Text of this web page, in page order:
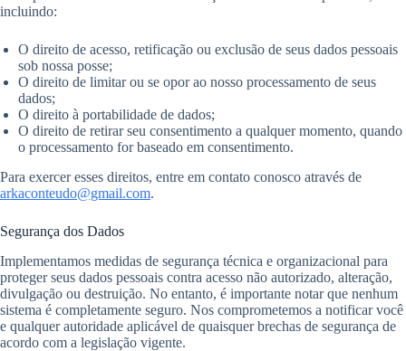
incluindo:
O direito de acesso, retificação ou exclusão de seus dados pessoais
sob nossa posse;
O direito de limitar ou se opor ao nosso processamento de seus
dados;
O direito à portabilidade de dados;
O direito de retirar seu consentimento a qualquer momento, quando
o processamento for baseado em consentimento.
Para exercer esses direitos, entre em contato conosco através de
arkaconteudo@gmail.com.
Segurança dos Dados
Implementamos medidas de segurança técnica e organizacional para
proteger seus dados pessoais contra acesso não autorizado, alteração,
divulgação ou destruição. No entanto, é importante notar que nenhum
sistema é completamente seguro. Nos comprometemos a notificar você
e qualquer autoridade aplicável de quaisquer brechas de segurança de
acordo com a legislação vigente.